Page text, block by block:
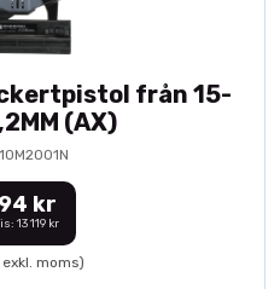
från 15-
(AX)
kr
13 119 kr
moms)